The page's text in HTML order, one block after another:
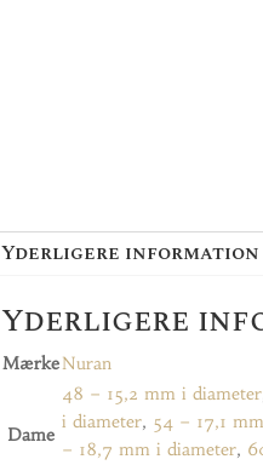
Yderligere information
Yderligere
MærkeNuran
Dame
48 – 15,2 mm i diameter
i diameter, 54 – 17,1
– 18,7 mm i diameter,